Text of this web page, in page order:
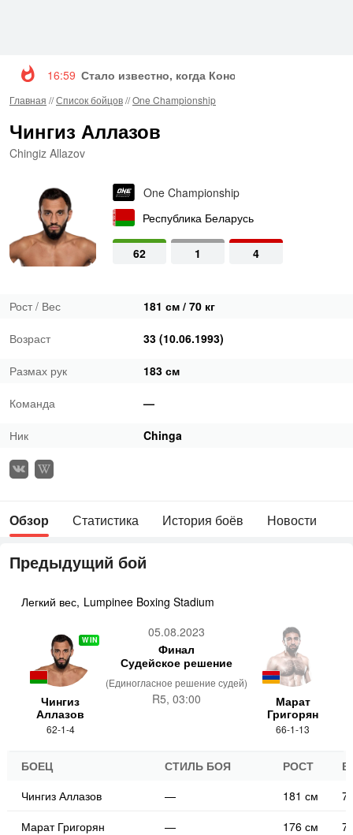
16:59 Стало известно, когда Конор Макгрегор
Главная //Список бойцов//One Championship
Чингиз Аллазов
Chingiz Allazov
One Championship
Республика Беларусь
62 1 4
Рост / Вес 181 см / 70 кг
Возраст 33 (10.06.1993)
Размах рук 183 см
Команда —
Ник Chinga
Обзор Статистика История боёв Новости
Предыдущий бой
Легкий вес, Lumpinee Boxing Stadium
WIN
Чингиз
Аллазов
62-1-4
05.08.2023
Финал
Судейское решение
(Единогласное решение судей)
R5, 03:00
Марат
Григорян
66-1-13
БОЕЦ СТИЛЬ БОЯ РОСТ
Чингиз Аллазов
— 181 см
Марат Григорян
— 176 см